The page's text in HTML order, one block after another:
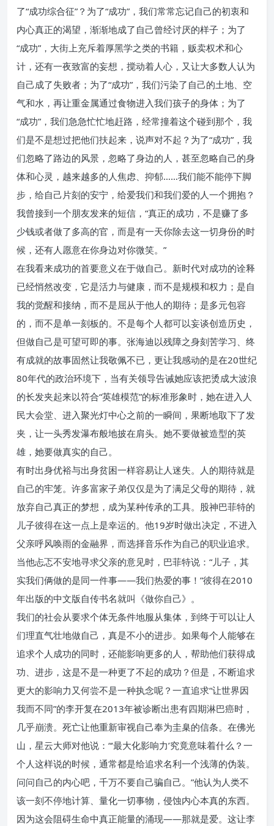
了“成功综合征”？为了“成功”，我们常常忘记自己的初衷和
内心真正的渴望，渐渐地成了自己曾经讨厌的样子；为了
“成功”，大街上充斥着厚黑学之类的书籍，贩卖权术和心
计，还有一夜致富的妄想，搅动着人心，又让大多数人认为
自己成了失败者；为了“成功”，我们污染了自己的土地、空
气和水，再让重金属通过食物进入我们孩子的身体；为了
“成功”，我们急急忙忙地赶路，经常撞着这个碰到那个，我
们是不是想过把他们扶起来，说声对不起？为了“成功”，我
们忽略了路边的风景，忽略了身边的人，甚至忽略自己的身
体和心灵，越来越多的人焦虑、抑郁……我们能不能停下脚
步，给自己片刻的安宁，给爱我们和我们爱的人一个拥抱？
我曾接到一个朋友发来的短信，“真正的成功，不是赚了多
少钱或者做了多高的官，而是有一天你除去这一切身份的时
候，还有人愿意在你身边对你微笑。”
在我看来成功的首要意义在于做自己。新时代对成功的诠释
已经悄然改变，它是活力与健康，而不是规模和权力；是自
我的觉醒和接纳，而不是屈从于他人的期待；是多元包容
的，而不是单一刻板的。不是每个人都可以妄谈创造历史，
但做自己是可望可即的事。张海迪以残障之身刻苦学习、终
有成就的故事固然让我敬佩不已，更让我感动的是在20世纪
80年代的政治环境下，当有关领导告诫她应该把烫成大波浪
的长发夹起来以符合“英雄模范”的标准形象时，她在进入人
民大会堂、进入聚光灯中心之前的一瞬间，果断地取下了发
夹，让一头秀发瀑布般地披在肩头。她不要做被造型的英
雄，她要做真实的自己。
有时出身优裕与出身贫困一样容易让人迷失。人的期待就是
自己的牢笼。许多富家子弟仅仅是为了满足父母的期待，就
放弃自己真正的梦想，成为某种传承的工具。股神巴菲特的
儿子彼得在这一点上是幸运的。他19岁时做出决定，不进入
父亲呼风唤雨的金融界，而选择音乐作为自己的职业追求。
当他忐忑不安地寻求父亲的意见时，巴菲特说：“儿子，其
实我们俩做的是同一件事——我们热爱的事！”彼得在2010
年出版的中文版自传书名就叫《做你自己》。
我们的社会从要求个体无条件地服从集体，到终于可以让人
们理直气壮地做自己，真是不小的进步。如果每个人能够在
追求个人成功的同时，还能影响更多的人，帮助他们获得成
功、进步，这是不是一种更了不起的成功？但是，不断追求
更大的影响力又何尝不是一种执念呢？一直追求“让世界因
我而不同”的李开复在2013年被诊断出患有四期淋巴癌时，
几乎崩溃。死亡让他重新审视自己奉为圭臬的信条。在佛光
山，星云大师对他说：“‘最大化影响力’究竟意味着什么？一
个人这样说的时候，通常都是给追求名利一个浅薄的伪装。
问问自己的内心吧，千万不要自己骗自己。”他认为人类不
该一刻不停地计算、量化一切事物，侵蚀内心本真的东西。
因为这会阻碍生命中真正能量的涌现——那就是爱。这让李